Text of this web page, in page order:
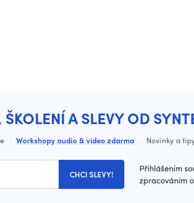
A SLEVY OD
· Workshopy audio & video zdarma · Novinky a
CHCI SLEVY!
Přihlášením
zpracováním